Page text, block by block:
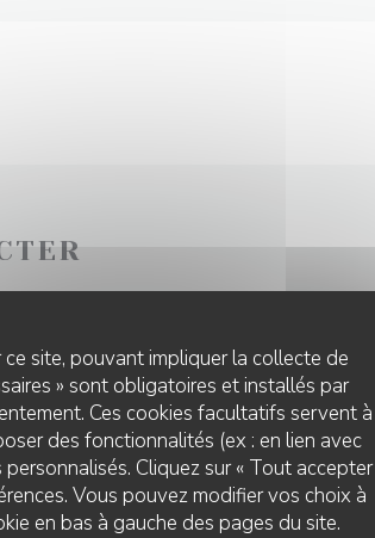
site, pouvant impliquer la collecte de
» sont obligatoires et installés par
Ces cookies facultatifs servent à
des fonctionnalités (ex : en lien avec
Cliquez sur « Tout accepter
Vous pouvez modifier vos choix à
en bas à gauche des pages du site.
dessous !